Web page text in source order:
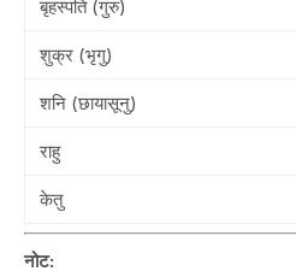
बृहस्पति (गुरु)
शुक्र (भृगु)
शनि (छायासूनु)
राहु
केतु
नोट: